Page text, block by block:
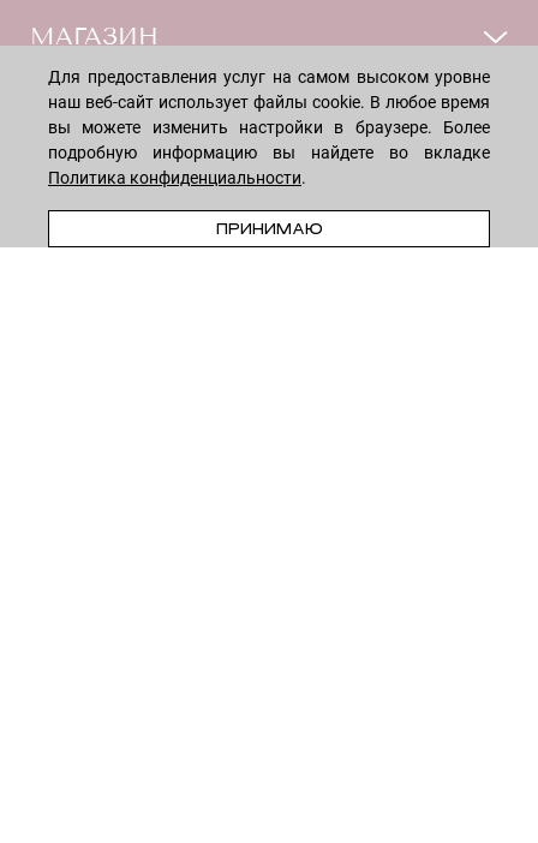
В КОРЗИНУ
МАГАЗИН
Лицо
Мужчинам
Тело
ПОКУПАТЕЛЯМ
Способы оплаты
Доставка товара
КОМПАНИЯ
О нас
НОВОСТНАЯ РАССЫЛКА
Для предоставления услуг на самом высоком уровне
наш веб-сайт использует файлы cookie. В любое время
вы можете изменить настройки в браузере. Более
подробную информацию вы найдете во вкладке
Политика конфиденциальности.
ПРИНИМАЮ